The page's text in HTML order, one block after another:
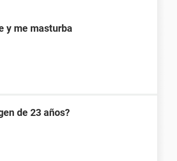
y me masturba
de 23 años?